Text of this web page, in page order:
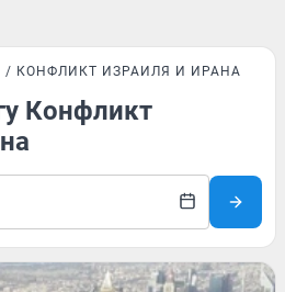
КОНФЛИКТ ИЗРАИЛЯ И ИРАНА
Конфликт